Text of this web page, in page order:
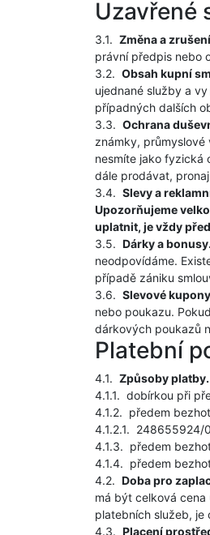
Uzavřené
3.1. Změna a
právní předpis nebo
3.2. Obsah kupní
ujednané služby a
případných dalších
3.3. Ochrana
známky,
nesmíte jako fyzická
dále prodávat,
3.4. Slevy a
Upozorňujeme
uplatnit, je vždy
3.5. Dárky a bonusy.
neodpovídáme.
případě zániku
3.6. Slevové
nebo poukazu.
dárkových poukazů
Platební
4.1. Způsoby platby.
4.1.1. dobírkou při
4.1.2. předem
4.1.2.1. 248655924/
4.1.3. předem
4.1.4. předem
4.2. Doba pro
má být celková
platebních služeb, je
4.3. Placení